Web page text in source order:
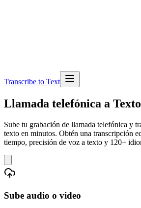
Transcribe to Text
Llamada telefónica a Texto
Sube tu grabación de llamada telefónica y
texto en minutos. Obtén una transcripción
tiempo, precisión de voz a texto y 120+
Sube audio o video